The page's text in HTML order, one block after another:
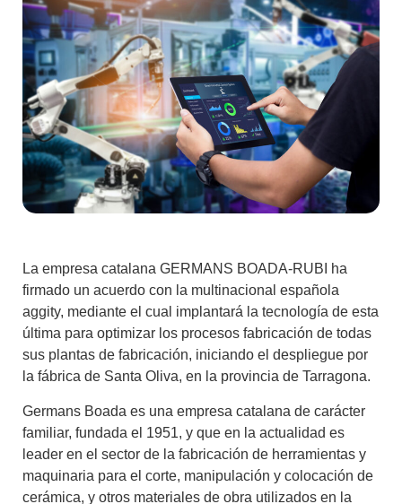
La empresa catalana GERMANS BOADA-RUBI
ha
firmado un acuerdo con la multinacional española
aggity, mediante el cual implantará la tecnología de esta
última para optimizar los procesos fabricación de todas
sus plantas de fabricación, iniciando el despliegue por
la fábrica de Santa Oliva, en la provincia de Tarragona.
Germans Boada es una empresa catalana de carácter
familiar, fundada el 1951, y que en la actualidad es
leader en el sector de la fabricación de herramientas y
maquinaria para el corte, manipulación y colocación de
cerámica, y otros materiales de obra utilizados en la